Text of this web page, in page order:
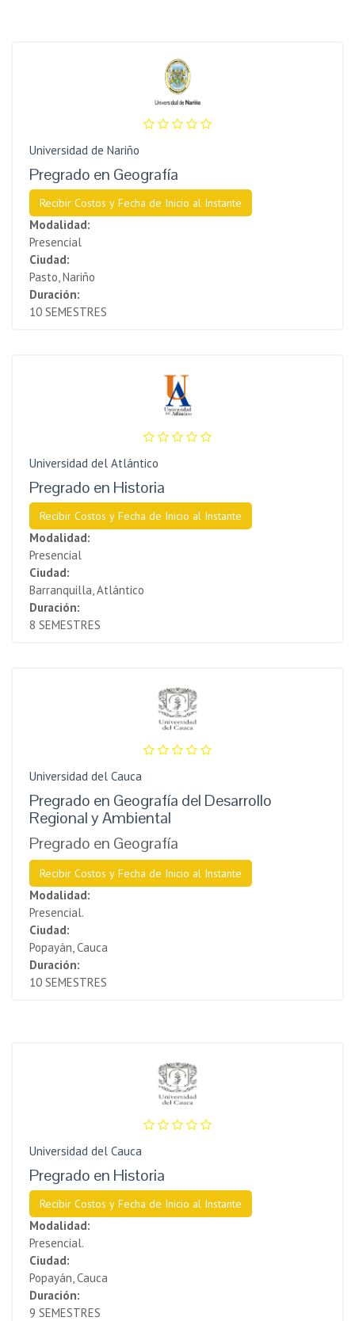
Universidad de Nariño
Pregrado en Geografía
Recibir Costos y Fecha de Inicio al Instante
Modalidad:
Presencial
Ciudad:
Pasto, Nariño
Duración:
10 SEMESTRES
Universidad del Atlántico
Pregrado en Historia
Recibir Costos y Fecha de Inicio al Instante
Modalidad:
Presencial
Ciudad:
Barranquilla, Atlántico
Duración:
8 SEMESTRES
Universidad del Cauca
Pregrado en Geografía del Desarrollo
Regional y Ambiental
Pregrado en Geografía
Recibir Costos y Fecha de Inicio al Instante
Modalidad:
Presencial.
Ciudad:
Popayán, Cauca
Duración:
10 SEMESTRES
Universidad del Cauca
Pregrado en Historia
Recibir Costos y Fecha de Inicio al Instante
Modalidad:
Presencial.
Ciudad:
Popayán, Cauca
Duración:
9 SEMESTRES